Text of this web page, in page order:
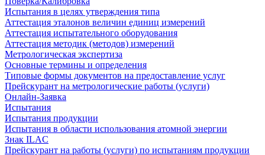
Испытания в целях утверждения типа
Аттестация эталонов величин единиц измерений
Аттестация испытательного оборудования
Аттестация методик (методов) измерений
Метрологическая экспертиза
Основные термины и определения
Типовые формы документов на предоставление услуг
Прейскурант на метрологические работы (услуги)
Онлайн-Заявка
Испытания
Испытания продукции
Испытания в области использования атомной энергии
Знак ILAC
Прейскурант на работы (услуги) по испытаниям продукции